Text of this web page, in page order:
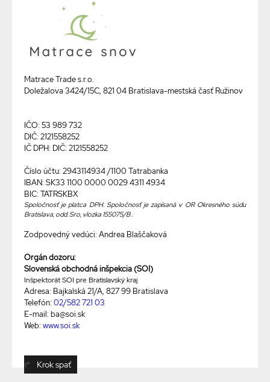
Matrace Trade s.r.o.
Doležalova 3424/15C, 821 04 Bratislava-mestská časť Ružinov
IČO: 53 989 732
DIČ: 2121558252
IČ DPH: DIČ: 2121558252
Číslo účtu: 2943114934 /1100 Tatrabanka
IBAN: SK33 1100 0000 0029 4311 4934
BIC: TATRSKBX
Spoločnosť je platca DPH. Spoločnosť je zapísaná v OR Okresného súdu
Bratislava, odd. Sro, vlozka 155075/B.
Zodpovedný vedúci: Andrea Blaščaková
Orgán dozoru:
Slovenská obchodná inšpekcia (SOI)
Inšpektorát SOI pre Bratislavský kraj
Adresa: Bajkalská 21/A, 827 99 Bratislava
Telefón: 02/582 721 03
E-mail: ba@soi.sk
Web: www.soi.sk
Krok spať